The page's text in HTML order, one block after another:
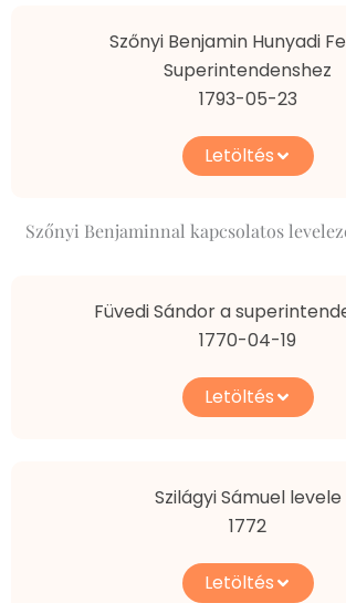
Szőnyi Benjamin Hunyadi
Superintendenshez
1793-05-23
Letöltés
Szőnyi Benjaminnal kapcsolatos
Füvedi Sándor a
1770-04-19
Letöltés
Szilágyi Sámuel levele
1772
Letöltés